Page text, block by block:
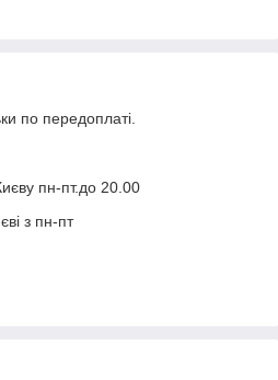
по передоплаті.
пн-пт.до 20.00
з пн-пт